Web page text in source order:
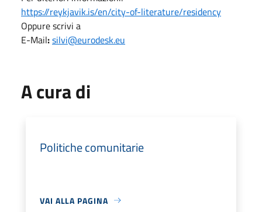
https://reykjavik.is/en/city-of-literature/residency
Oppure scrivi a
E-Mail:silvi@eurodesk.eu
A cura di
Politiche comunitarie
VAI ALLA PAGINA